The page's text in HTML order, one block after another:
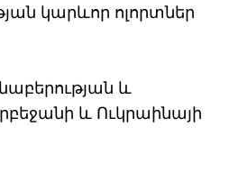
կարևոր ոլորտներ
և
և Ուկրաինայի